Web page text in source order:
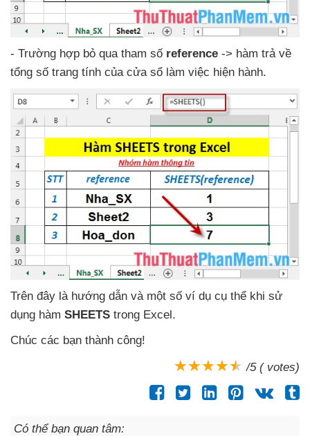
- Trường hợp bỏ qua tham số reference -> hàm trả về
tổng số trang tính của cửa sổ làm việc hiện hành.
Trên đây là hướng dẫn và một số ví dụ cụ thể khi sử
dụng hàm SHEETS trong Excel.
Chúc các bạn thành công!
/5 ( votes)
Có thể bạn quan tâm: